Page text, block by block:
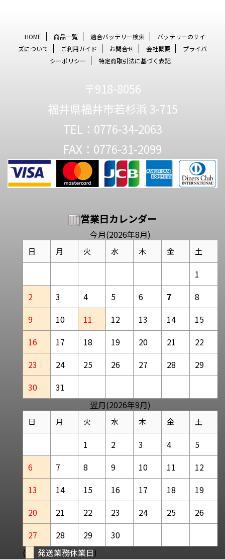
HOME 商品一覧 適合バッテリー検索
バッテリーのサイ
ズについて
ご利用ガイド お問合せ 会社概要
プライバ
シーポリシー
特定商取引法に基づく表記
〒918-8056
福井県福井市若杉浜 3-715
TEL：0776-34-2063
FAX：0776-31-2099
営業日カレンダー
今月(2026年8月)
日 月 火 水 木 金 土
1
2
3 4 5 6 7
8
9
10 11 12 13 14
15
16
17 18 19 20 21
22
23
24 25 26 27 28
29
30
31
翌月(2026年9月)
日 月 火 水 木 金 土
1 2 3 4
5
6
7 8 9 10 11
12
13
14 15 16 17 18
19
20
21 22 23 24 25
26
27
28 29
30
(
発送業務休業日)